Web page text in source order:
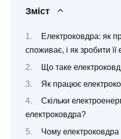
Зміст
Електроковдра: як
споживає, і як зробити
Що таке
Як працює
Скільки
електроковдра?
Чому